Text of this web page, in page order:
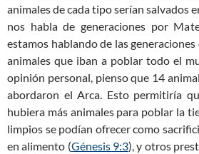
animales de cada tipo serían salvados
nos habla de generaciones por
estamos hablando de las
animales que iban a poblar todo el
opinión personal, pienso que 14
abordaron el Arca. Esto permitiría
hubiera más animales para poblar la
limpios se podían ofrecer como
en alimento (Génesis 9:3), y otros